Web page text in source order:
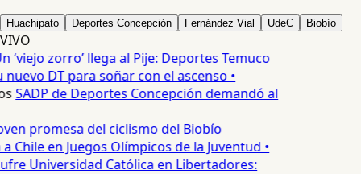
Huachipato Deportes Concepción Fernández Vial UdeC Biobío
VIVO
‘viejo zorro’ llega al Pije: Deportes Temuco
DT para soñar con el ascenso •
SADP de Deportes Concepción demandó al
promesa del ciclismo del Biobío
Chile en Juegos Olímpicos de la Juventud •
Universidad Católica en Libertadores: